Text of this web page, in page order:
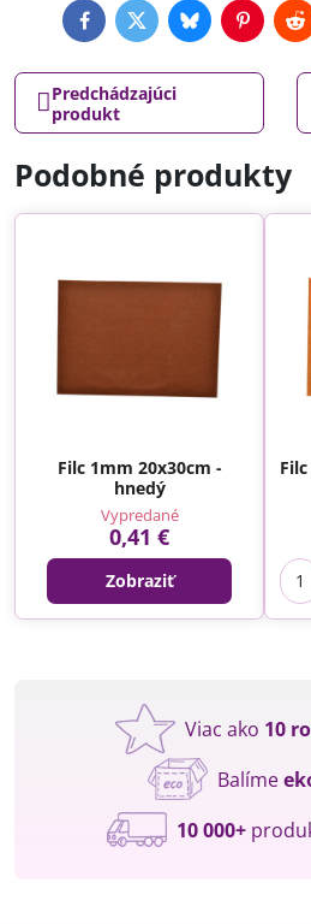
FacebookTwitterBlueskyPinterest
Predchádzajúci
produkt
Podobné produkty
Filc 1mm 20x30cm -
hnedý
Vypredané
0,41 €
Zobraziť
Viac ako 10
Balíme
10 000+